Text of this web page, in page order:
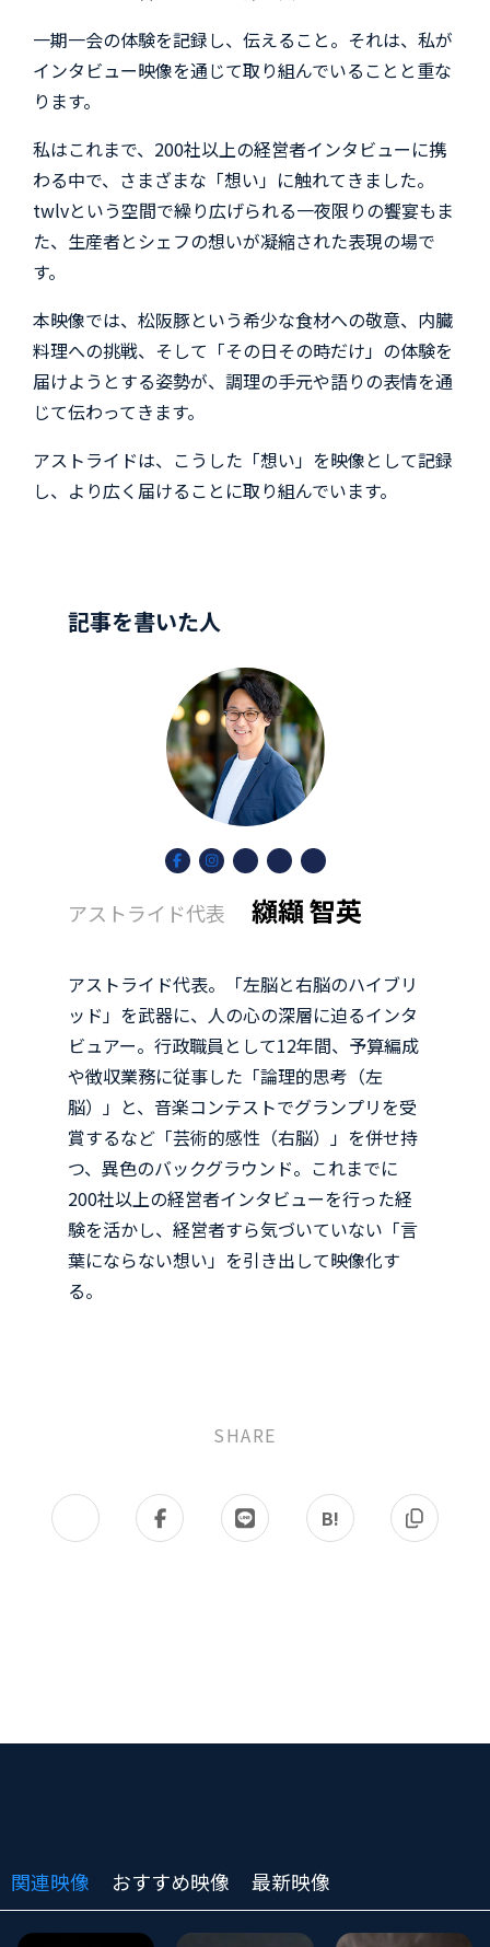
一期一会の体験を記録し、伝えること。それは、私が
インタビュー映像を通じて取り組んでいることと重な
ります。
私はこれまで、200社以上の経営者インタビューに携
わる中で、さまざまな「想い」に触れてきました。
twlvという空間で繰り広げられる一夜限りの饗宴もま
た、生産者とシェフの想いが凝縮された表現の場で
す。
本映像では、松阪豚という希少な食材への敬意、内臓
料理への挑戦、そして「その日その時だけ」の体験を
届けようとする姿勢が、調理の手元や語りの表情を通
じて伝わってきます。
アストライドは、こうした「想い」を映像として記録
し、より広く届けることに取り組んでいます。
記事を書いた人
ア
イ
ン
リ
ア
イ
ン
リ
ア
イ
ア
イ
ン
リ
ア
イ
ン
リ
アストライド代表 纐纈 智英
アストライド代表。「左脳と右脳のハイブリ
ッド」を武器に、人の心の深層に迫るインタ
ビュアー。行政職員として12年間、予算編成
や徴収業務に従事した「論理的思考（左
脳）」と、音楽コンテストでグランプリを受
賞するなど「芸術的感性（右脳）」を併せ持
つ、異色のバックグラウンド。これまでに
200社以上の経営者インタビューを行った経
験を活かし、経営者すら気づいていない「言
葉にならない想い」を引き出して映像化す
る。
SHARE
B!
関連映像 おすすめ映像 最新映像